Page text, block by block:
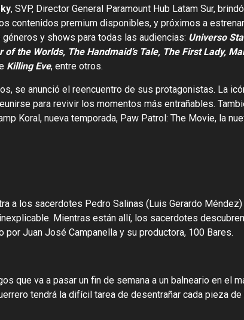
, SVP, Director General Paramount Hub Latam Sur,
contenidos premium disponibles, y próximos a
y shows para todas las audiencias: Universo
the Worlds, The Handmaid’s Tale, The First Lady,
Killing Eve, entre otros.
se anunció el reencuentro de sus protagonistas. La
para revivir los momentos más entrañables.
Koral, nueva temporada, Paw Patrol: The Movie, la
a los sacerdotes Pedro Salinas (Luis Gerardo
Mientras están allí, los sacerdotes
Juan José Campanella y su productora, 100 Bares.
que va a pasar un fin de semana a un balneario en el
tendrá la difícil tarea de desentrañar cada pieza